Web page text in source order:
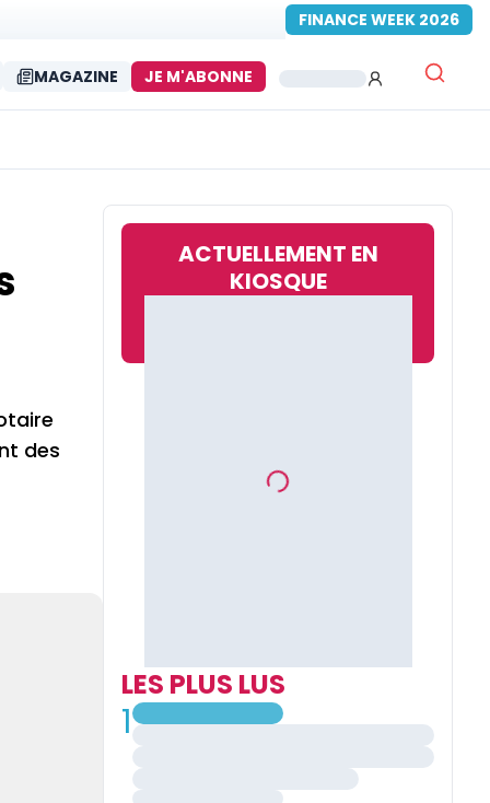
FINANCE WEEK 2026
MAGAZINE JE M'ABONNE
des
ACTUELLEMENT EN
KIOSQUE
LES PLUS LUS
1